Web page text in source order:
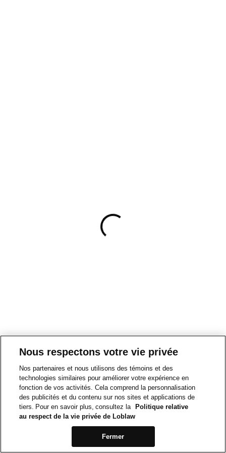
Nous respectons votre vie privée
Nos partenaires et nous utilisons des témoins et des
technologies similaires pour améliorer votre expérience en
fonction de vos activités. Cela comprend la personnalisation
des publicités et du contenu sur nos sites et applications de
tiers. Pour en savoir plus, consultez la
Politique relative
au respect de la vie privée de Loblaw
Fermer